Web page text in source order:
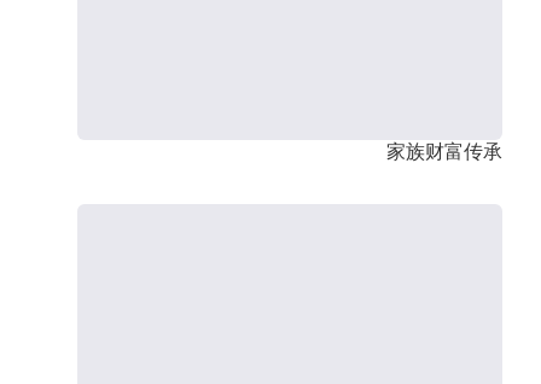
家族财富传承